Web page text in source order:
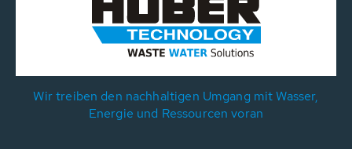
Wir treiben den nachhaltigen Umgang mit Wasser,
Energie und Ressourcen voran